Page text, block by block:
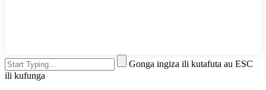
Gonga ingiza ili kutafuta au ESC
ili kufunga